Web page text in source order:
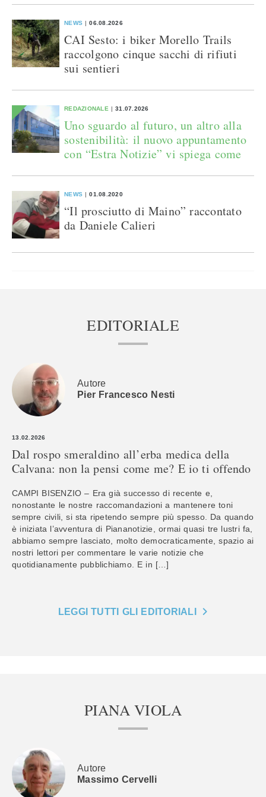
NEWS 06.08.2026
CAI Sesto: i biker Morello Trails
raccolgono cinque sacchi di rifiuti
sui sentieri
REDAZIONALE 31.07.2026
Uno sguardo al futuro, un altro alla
sostenibilità: il nuovo appuntamento
con “Estra Notizie” vi spiega come
NEWS 01.08.2020
“Il prosciutto di Maino” raccontato
da Daniele Calieri
EDITORIALE
Autore
Pier Francesco Nesti
13.02.2026
Dal rospo smeraldino all’erba medica della
Calvana: non la pensi come me? E io ti offendo
CAMPI BISENZIO – Era già successo di recente e,
nonostante le nostre raccomandazioni a mantenere toni
sempre civili, si sta ripetendo sempre più spesso. Da quando
è iniziata l’avventura di Piananotizie, ormai quasi tre lustri fa,
abbiamo sempre lasciato, molto democraticamente, spazio ai
nostri lettori per commentare le varie notizie che
quotidianamente pubblichiamo. E in […]
LEGGI TUTTI GLI EDITORIALI
PIANA VIOLA
Autore
Massimo Cervelli